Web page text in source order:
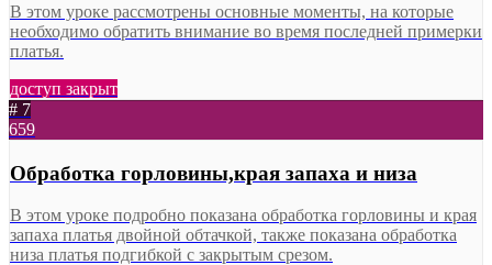
В этом уроке рассмотрены основные моменты, на которые
необходимо обратить внимание во время последней примерки
платья.
доступ закрыт
# 7
659
Обработка горловины,края запаха и низа
В этом уроке подробно показана обработка горловины и края
запаха платья двойной обтачкой, также показана обработка
низа платья подгибкой с закрытым срезом.